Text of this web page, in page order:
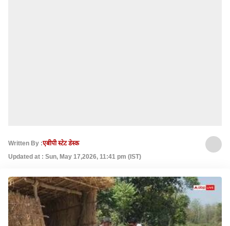
Written By :एबीपी स्टेट डेस्क
Updated at : Sun, May 17,2026, 11:41 pm (IST)